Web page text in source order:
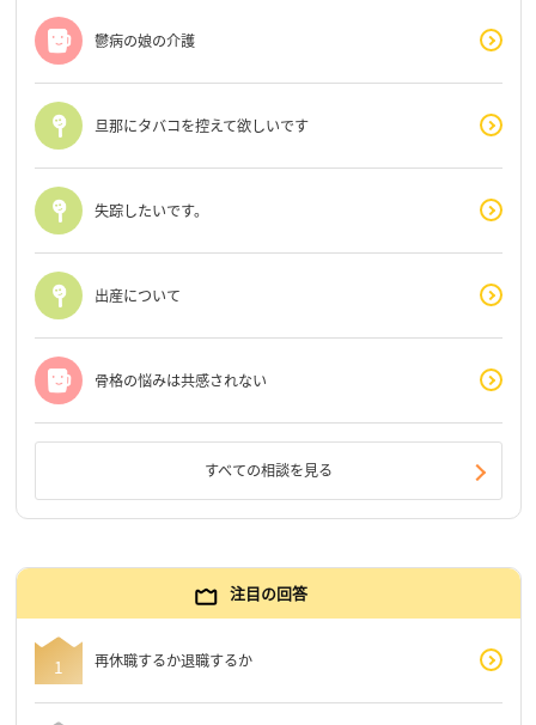
鬱病の娘の介護
旦那にタバコを控えて欲しいです
失踪したいです。
出産について
骨格の悩みは共感されない
すべての相談を見る
注目の回答
再休職するか退職するか